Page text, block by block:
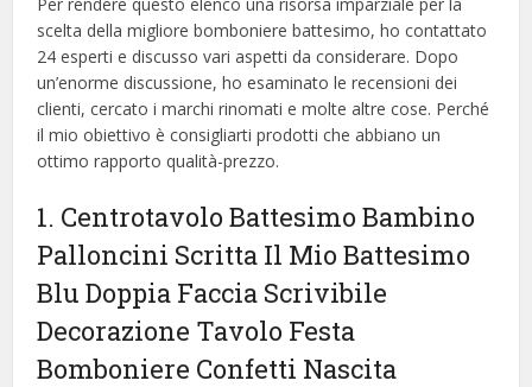
scelta della migliore bomboniere battesimo, ​​ho contattato
24 esperti e discusso vari aspetti da considerare. Dopo
un’enorme discussione, ho esaminato le recensioni dei
clienti, cercato i marchi rinomati e molte altre cose. Perché
il mio obiettivo è consigliarti prodotti che abbiano un
ottimo rapporto qualità-prezzo.
1. Centrotavolo Battesimo Bambino
Palloncini Scritta Il Mio Battesimo
Blu Doppia Faccia Scrivibile
Decorazione Tavolo Festa
Bomboniere Confetti Nascita